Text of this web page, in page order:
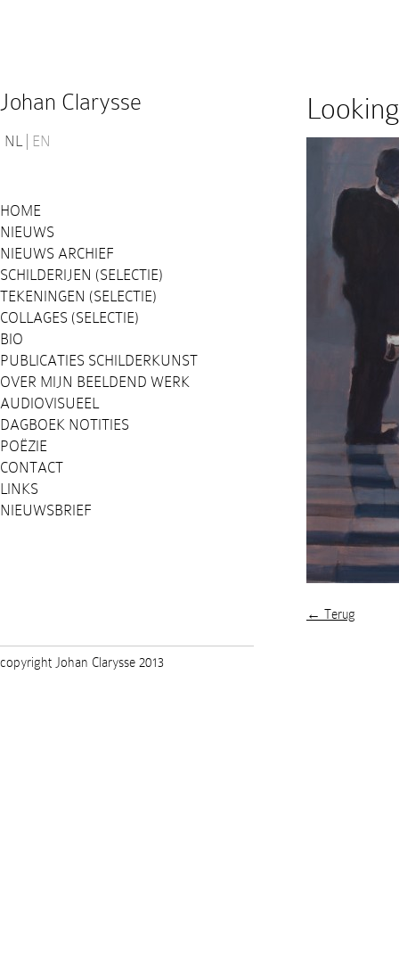
Johan Clarysse
NL EN
HOME
NIEUWS
NIEUWS ARCHIEF
SCHILDERIJEN (SELECTIE)
TEKENINGEN (SELECTIE)
COLLAGES (SELECTIE)
BIO
PUBLICATIES SCHILDERKUNST
OVER MIJN BEELDEND WERK
AUDIOVISUEEL
DAGBOEK NOTITIES
POËZIE
CONTACT
LINKS
NIEUWSBRIEF
← Terug
copyright Johan Clarysse 2013